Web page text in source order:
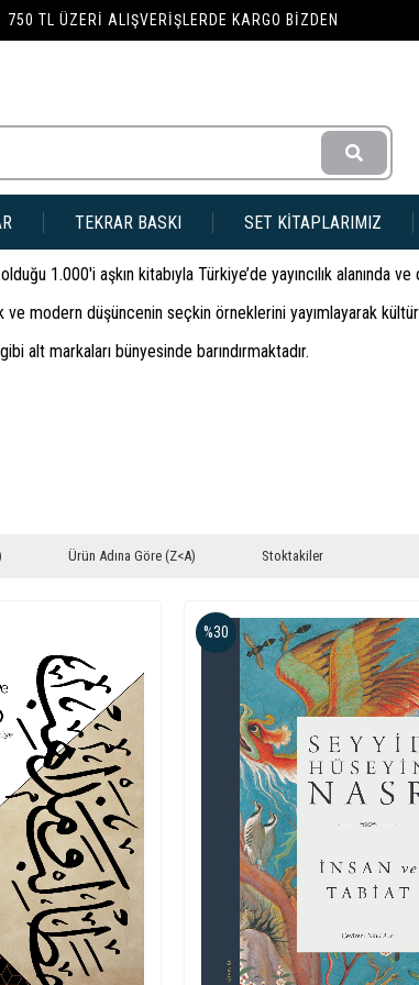
750 TL ÜZERI ALIŞVERIŞLERDE KARGO BIZDEN
TEKRAR BASKI SET KİTAPLARIMIZ
1.000'i aşkın kitabıyla Türkiye’de yayıncılık
modern düşüncenin seçkin örneklerini yayımlayarak kültür
alt markaları bünyesinde barındırmaktadır.
Ürün Adına Göre (Z<A) Stoktakiler
%30